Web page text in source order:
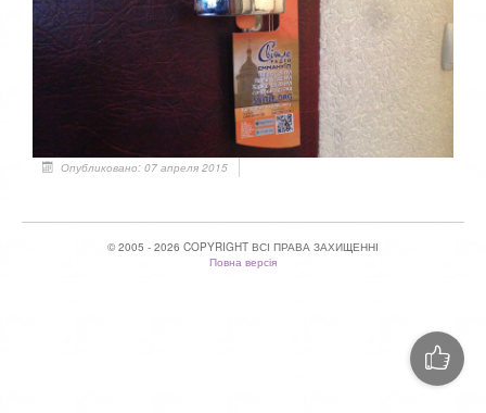
Опубликовано: 07 апреля 2015
© 2005 - 2026 COPYRIGHT ВСІ ПРАВА ЗАХИЩЕННІ
Повна версія